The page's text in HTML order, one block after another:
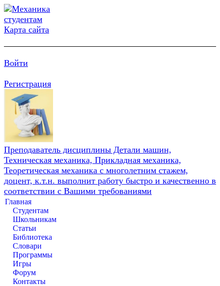
Карта сайта
Войти
Регистрация
Преподаватель дисциплины Детали машин,
Техническая механика, Прикладная механика,
Теоретическая механика с многолетним стажем,
доцент, к.т.н. выполнит работу быстро и качественно в
соответствии с Вашими требованиями
Главная
Студентам
Школьникам
Статьи
Библиотека
Словари
Программы
Игры
Форум
Контакты